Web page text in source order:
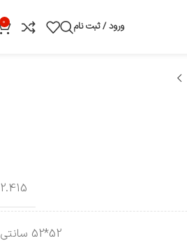
ورود / ثبت نام 0
2.415 گرم
52*52 سانتی متر